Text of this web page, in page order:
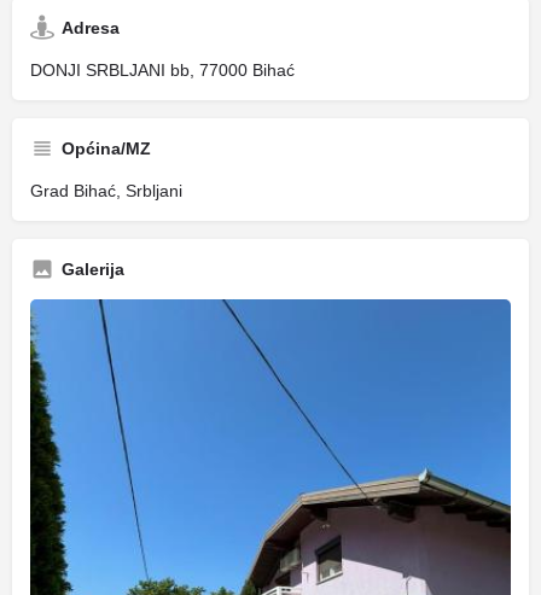
Adresa
DONJI SRBLJANI bb, 77000 Bihać
Općina/MZ
Grad Bihać, Srbljani
Galerija